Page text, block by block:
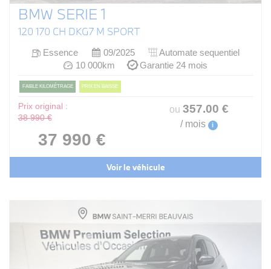
BMW SERIE 1
120 170 CH DKG7 M SPORT
Essence 09/2025
Automate sequentiel
10 000km
Garantie 24 mois
FAIBLE KILOMÉTRAGE PRIX EN BAISSE
Prix original :
38 990 €
37 990 €
ou 357.00 €
/ mois i
Voir le véhicule